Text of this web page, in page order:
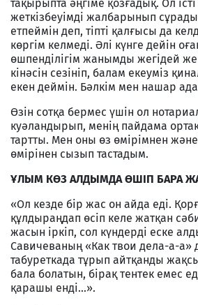
тақырыпта әңгіме қозғадық. Ол істі
жеткізбеуімді жалбарынып
етпеймін деп, тіпті қалғысы да
көргім келмеді. Әлі күнге дейін
өшпенділігім жанымды жегідей
кінәсін сезініп, балам екеуміз
екен деймін. Бәлкім мен нашар
Өзін сотқа бермес үшін ол
куәландырып, менің пайдама
тартты. Мен оны өз өмірімнен
өмірінен сызып тастадым.
ҰЛЫМ КӨЗ АЛДЫМДА ӨШІП БАРА
«Ол кезде бір жас он айда еді.
құлдыраңдап өсіп келе жатқан
жасын іркіп, сол күндерді еске
Савичеваның «Как твои дела-а-а»
табуреткада тұрып айтқанды
бала болатын, бірақ тентек емес
қарашы енді...».